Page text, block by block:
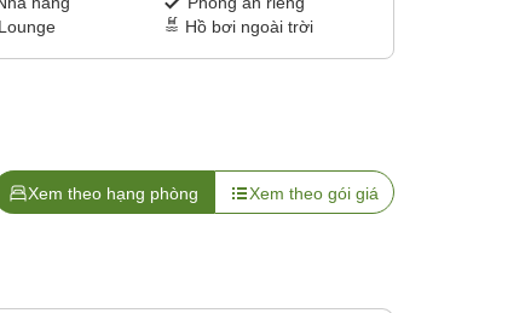
Lounge
Hồ bơi ngoài trời
Xem theo hạng phòng Xem theo gói giá